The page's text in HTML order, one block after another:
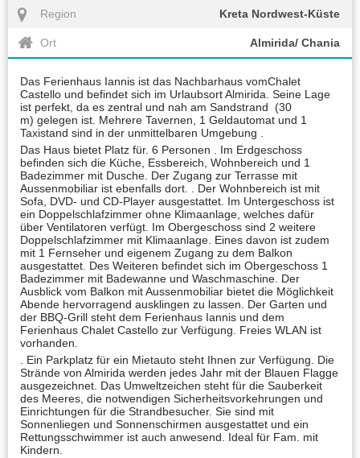
Region Kreta Nordwest-Küste
Ort Almirida/ Chania
Das Ferienhaus Iannis ist das Nachbarhaus vomChalet
Castello und befindet sich im Urlaubsort Almirida. Seine Lage
ist perfekt, da es zentral und nah am Sandstrand (30
m) gelegen ist. Mehrere Tavernen, 1 Geldautomat und 1
Taxistand sind in der unmittelbaren Umgebung .
Das Haus bietet Platz für. 6 Personen . Im Erdgeschoss
befinden sich die Küche, Essbereich, Wohnbereich und 1
Badezimmer mit Dusche. Der Zugang zur Terrasse mit
Aussenmobiliar ist ebenfalls dort. . Der Wohnbereich ist mit
Sofa, DVD- und CD-Player ausgestattet. Im Untergeschoss ist
ein Doppelschlafzimmer ohne Klimaanlage, welches dafür
über Ventilatoren verfügt. Im Obergeschoss sind 2 weitere
Doppelschlafzimmer mit Klimaanlage. Eines davon ist zudem
mit 1 Fernseher und eigenem Zugang zu dem Balkon
ausgestattet. Des Weiteren befindet sich im Obergeschoss 1
Badezimmer mit Badewanne und Waschmaschine. Der
Ausblick vom Balkon mit Aussenmobiliar bietet die Möglichkeit
Abende hervorragend ausklingen zu lassen. Der Garten und
der BBQ-Grill steht dem Ferienhaus Iannis und dem
Ferienhaus Chalet Castello zur Verfügung. Freies WLAN ist
vorhanden.
. Ein Parkplatz für ein Mietauto steht Ihnen zur Verfügung. Die
Strände von Almirida werden jedes Jahr mit der Blauen Flagge
ausgezeichnet. Das Umweltzeichen steht für die Sauberkeit
des Meeres, die notwendigen Sicherheitsvorkehrungen und
Einrichtungen für die Strandbesucher. Sie sind mit
Sonnenliegen und Sonnenschirmen ausgestattet und ein
Rettungsschwimmer ist auch anwesend. Ideal für Fam. mit
Kindern.